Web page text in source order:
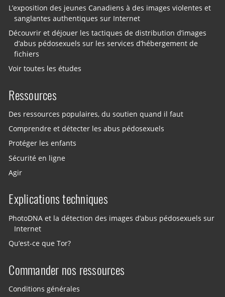
L’exposition des jeunes Canadiens à des images violentes et
sanglantes authentiques sur Internet
Découvrir et déjouer les tactiques de distribution d’images
d’abus pédosexuels sur les services d’hébergement de
fichiers
Voir toutes les études
Ressources
Des ressources populaires, du soutien quand il faut
Comprendre et détecter les abus pédosexuels
Protéger les enfants
Sécurité en ligne
Agir
Explications techniques
PhotoDNA et la détection des images d’abus pédosexuels sur
Internet
Qu’est-ce que Tor?
Commander nos ressources
Conditions générales